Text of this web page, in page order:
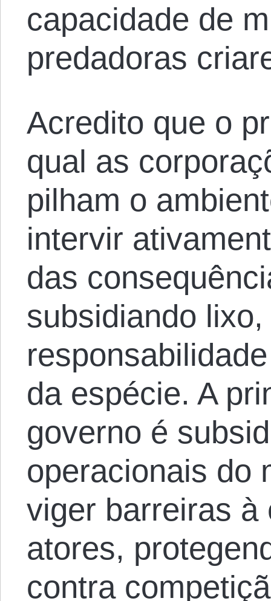
capacidade de
predadoras
Acredito que o
qual as
pilham o
intervir
das
subsidiando
da espécie. A
governo é
operacionais do
viger barreiras à
atores,
contra